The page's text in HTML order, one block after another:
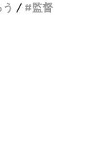
監督